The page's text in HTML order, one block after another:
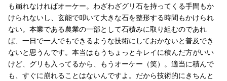
も崩れなければオーケー。わざわざグリ石を持ってくる手間もか
けられないし、玄能で叩いて大きな石を整形する時間もかけられ
ない。本業である農業の一部として石積みに取り組むのであれ
ば、一日で一人でもできるような技術にしておかないと普及でき
ないと思うんです。本当はもうちょっとキレイに積んだ方がいい
けど、グリも入ってるから、もうオーケー（笑）。適当に積んで
も、すぐに崩れることはないんですよ。だから技術的にきちんと